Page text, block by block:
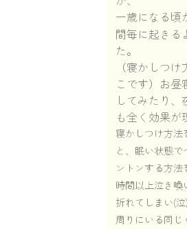
一歳になる頃
間毎に起きる
た。
（寝かしつ
こです）お昼
してみたり、
も全く効果が
寝かしつけ方法
と、眠い状態で
ントンする方法
時間以上泣き喚
折れてしまい(泣)
周りにいる同じ